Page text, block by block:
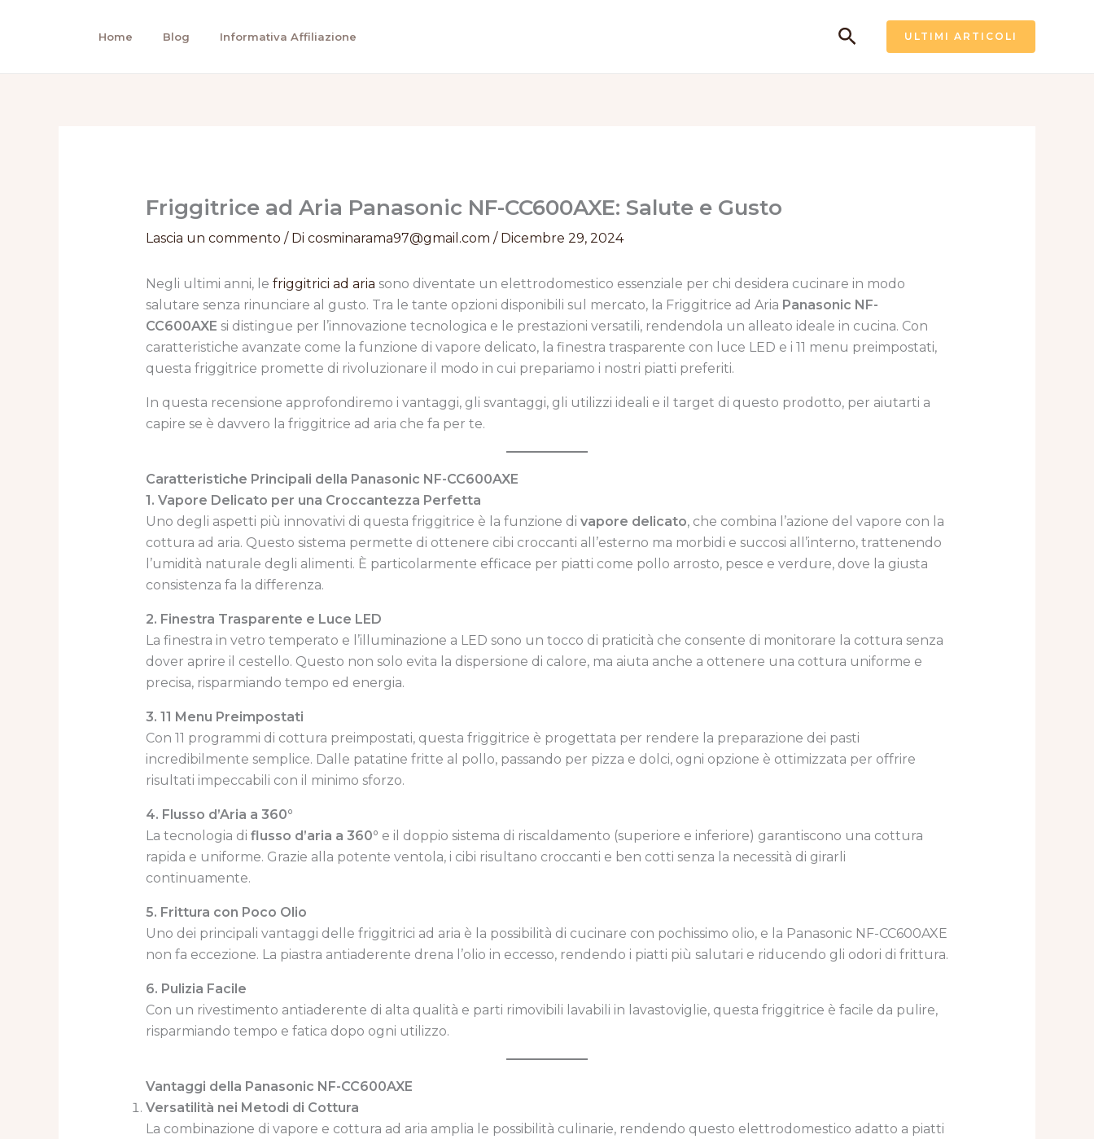
Home Blog Informativa Affiliazione Cerca ULTIMI ARTICOLI
Friggitrice ad Aria Panasonic NF-CC600AXE: Salute e Gusto
Lascia un commento / Di cosminarama97@gmail.com / Dicembre 29, 2024
Negli ultimi anni, le friggitrici ad aria sono diventate un elettrodomestico essenziale per chi desidera cucinare in modo
salutare senza rinunciare al gusto. Tra le tante opzioni disponibili sul mercato, la Friggitrice ad Aria Panasonic NF-
CC600AXE si distingue per l’innovazione tecnologica e le prestazioni versatili, rendendola un alleato ideale in cucina. Con
caratteristiche avanzate come la funzione di vapore delicato, la finestra trasparente con luce LED e i 11 menu preimpostati,
questa friggitrice promette di rivoluzionare il modo in cui prepariamo i nostri piatti preferiti.
In questa recensione approfondiremo i vantaggi, gli svantaggi, gli utilizzi ideali e il target di questo prodotto, per aiutarti a
capire se è davvero la friggitrice ad aria che fa per te.
Caratteristiche Principali della Panasonic NF-CC600AXE
1. Vapore Delicato per una Croccantezza Perfetta
Uno degli aspetti più innovativi di questa friggitrice è la funzione di vapore delicato, che combina l’azione del vapore con la
cottura ad aria. Questo sistema permette di ottenere cibi croccanti all’esterno ma morbidi e succosi all’interno, trattenendo
l’umidità naturale degli alimenti. È particolarmente efficace per piatti come pollo arrosto, pesce e verdure, dove la giusta
consistenza fa la differenza.
2. Finestra Trasparente e Luce LED
La finestra in vetro temperato e l’illuminazione a LED sono un tocco di praticità che consente di monitorare la cottura senza
dover aprire il cestello. Questo non solo evita la dispersione di calore, ma aiuta anche a ottenere una cottura uniforme e
precisa, risparmiando tempo ed energia.
3. 11 Menu Preimpostati
Con 11 programmi di cottura preimpostati, questa friggitrice è progettata per rendere la preparazione dei pasti
incredibilmente semplice. Dalle patatine fritte al pollo, passando per pizza e dolci, ogni opzione è ottimizzata per offrire
risultati impeccabili con il minimo sforzo.
4. Flusso d’Aria a 360°
La tecnologia di flusso d’aria a 360° e il doppio sistema di riscaldamento (superiore e inferiore) garantiscono una cottura
rapida e uniforme. Grazie alla potente ventola, i cibi risultano croccanti e ben cotti senza la necessità di girarli
continuamente.
5. Frittura con Poco Olio
Uno dei principali vantaggi delle friggitrici ad aria è la possibilità di cucinare con pochissimo olio, e la Panasonic NF-CC600AXE
non fa eccezione. La piastra antiaderente drena l’olio in eccesso, rendendo i piatti più salutari e riducendo gli odori di frittura.
6. Pulizia Facile
Con un rivestimento antiaderente di alta qualità e parti rimovibili lavabili in lavastoviglie, questa friggitrice è facile da pulire,
risparmiando tempo e fatica dopo ogni utilizzo.
Vantaggi della Panasonic NF-CC600AXE
Versatilità nei Metodi di Cottura
La combinazione di vapore e cottura ad aria amplia le possibilità culinarie, rendendo questo elettrodomestico adatto a piatti